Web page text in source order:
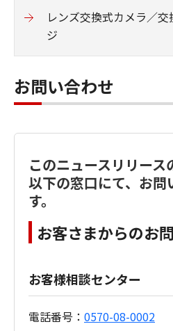
レンズ交換式カメラ／
ジ
お問い合わせ
このニュースリリース
以下の窓口にて、お問
す。
お客さまからのお
お客様相談センター
電話番号： 0570-08-0002